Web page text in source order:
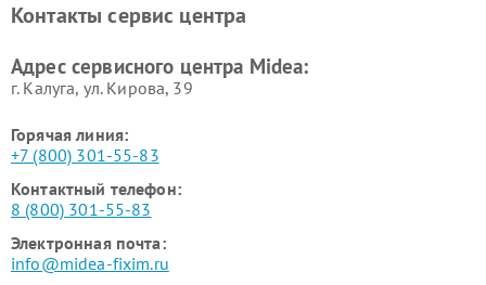
пылесосов Midea
Midea
Контакты сервис центра
Адрес сервисного центра Midea:
г. Калуга, ул. Кирова, 39
Горячая линия:
+7 (800) 301-55-83
Контактный телефон:
8 (800) 301-55-83
Электронная почта:
info@midea-fixim.ru